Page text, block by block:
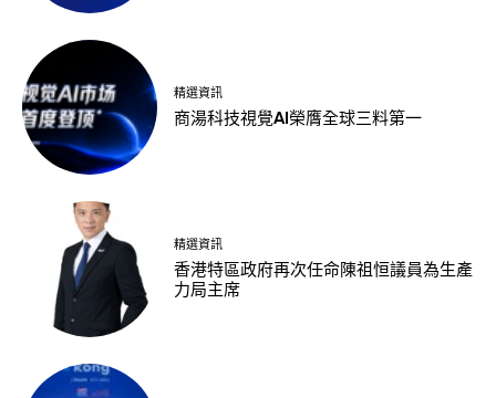
精選資訊
商湯科技視覺AI榮膺全球三料第一
精選資訊
香港特區政府再次任命陳祖恒議員為生產
力局主席